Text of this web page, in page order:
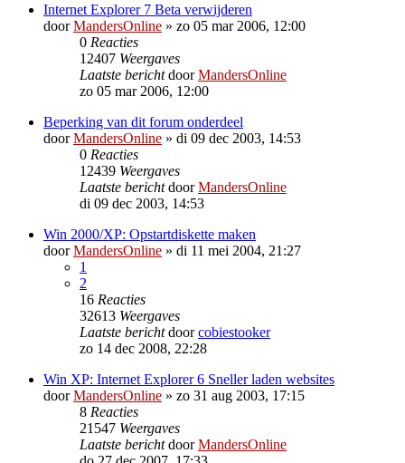
Internet Explorer 7 Beta verwijderen
doorMandersOnline » zo 05 mar 2006, 12:00
0 Reacties
12407 Weergaves
Laatste berichtdoorMandersOnline
zo 05 mar 2006, 12:00
Beperking van dit forum onderdeel
doorMandersOnline » di 09 dec 2003, 14:53
0 Reacties
12439 Weergaves
Laatste berichtdoorMandersOnline
di 09 dec 2003, 14:53
Win 2000/XP: Opstartdiskette maken
doorMandersOnline » di 11 mei 2004, 21:27
1
2
16 Reacties
32613 Weergaves
Laatste berichtdoorcobiestooker
zo 14 dec 2008, 22:28
Win XP: Internet Explorer 6 Sneller laden websites
doorMandersOnline » zo 31 aug 2003, 17:15
8 Reacties
21547 Weergaves
Laatste berichtdoorMandersOnline